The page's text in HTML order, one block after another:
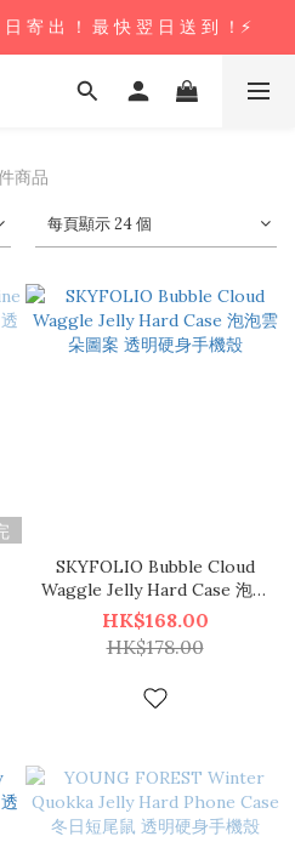
寄 出 ！ 最 快 翌 日 送 到 ！⚡️
寄 出 ！ 最 快 翌 日 送 到 ！⚡️
優 惠 ！ (公仔花束商品除外) 📦
寄 出 ！ 最 快 翌 日 送 到 ！⚡️
商品
每頁顯示 24 個
SKYFOLIO Bubble Cloud
Waggle Jelly Hard Case 泡泡
雲朵圖案 透明硬身手機殼
HK$168.00
HK$178.00